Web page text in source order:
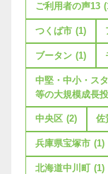
ご利用者の声13
つくば市 (1)
ブータン (1)
中堅・中小・ス
等の大規模成長
中央区 (2) 佐
兵庫県宝塚市 (1)
北海道中川町 (1)